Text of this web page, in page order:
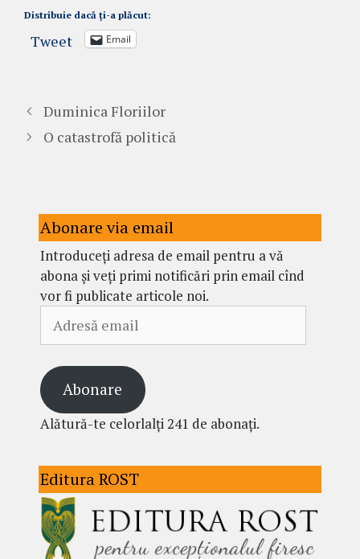
Distribuie dacă ți-a plăcut:
Tweet Email
Duminica Floriilor
O catastrofă politică
Abonare via email
Introduceți adresa de email pentru a vă
abona și veți primi notificări prin email cînd
vor fi publicate articole noi.
email
Abonare
Alătură-te celorlalți 241 de abonați.
Editura ROST